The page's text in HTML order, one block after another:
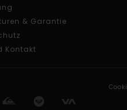
& Garantie
Kontakt